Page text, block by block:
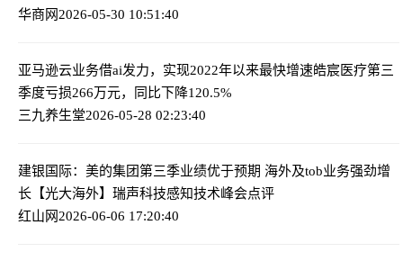
华商网2026-05-30 10:51:40
亚马逊云业务借ai发力，实现2022年以来最快增速皓宸医疗第三
季度亏损266万元，同比下降120.5%
三九养生堂2026-05-28 02:23:40
建银国际：美的集团第三季业绩优于预期 海外及tob业务强劲增
长 【光大海外】瑞声科技感知技术峰会点评
红山网2026-06-06 17:20:40